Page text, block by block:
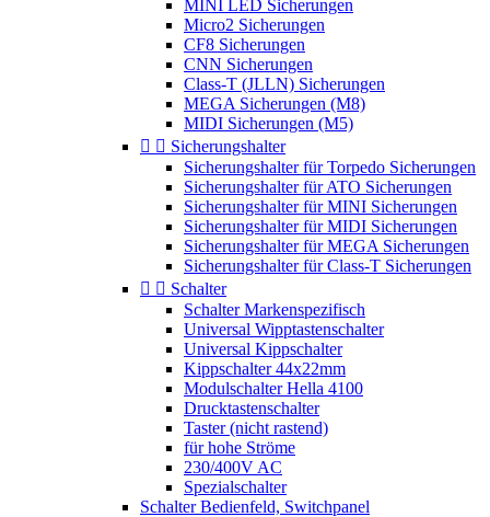
MINI LED Sicherungen
Micro2 Sicherungen
CF8 Sicherungen
CNN Sicherungen
Class-T (JLLN) Sicherungen
MEGA Sicherungen (M8)
MIDI Sicherungen (M5)
  Sicherungshalter
Sicherungshalter für Torpedo Sicherungen
Sicherungshalter für ATO Sicherungen
Sicherungshalter für MINI Sicherungen
Sicherungshalter für MIDI Sicherungen
Sicherungshalter für MEGA Sicherungen
Sicherungshalter für Class-T Sicherungen
  Schalter
Schalter Markenspezifisch
Universal Wipptastenschalter
Universal Kippschalter
Kippschalter 44x22mm
Modulschalter Hella 4100
Drucktastenschalter
Taster (nicht rastend)
für hohe Ströme
230/400V AC
Spezialschalter
Schalter Bedienfeld, Switchpanel